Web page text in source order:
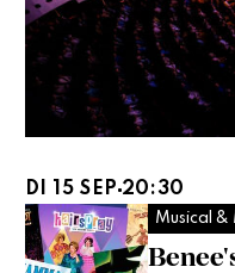
Musical
DI 15 SEP 20:30